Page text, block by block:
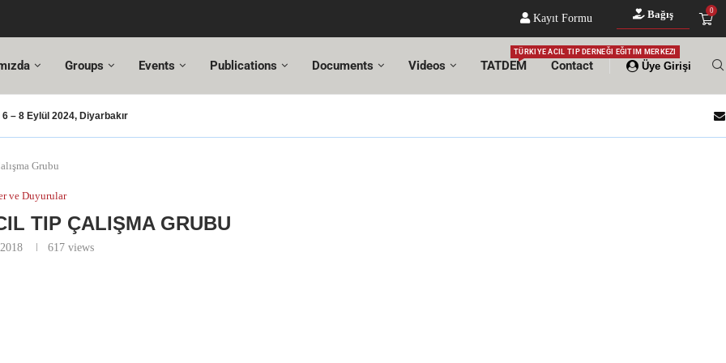
Kayıt Formu Bağış 0
Groups Events Publications Documents Videos TATDEM
TÜRKIYE ACIL TIP DERNEĞI EĞITIM MERKEZI
Contact Üye Girişi
– 8 Eylül 2024, Diyarbakır
Grubu
ve Duyurular
TIP ÇALIŞMA GRUBU
617views